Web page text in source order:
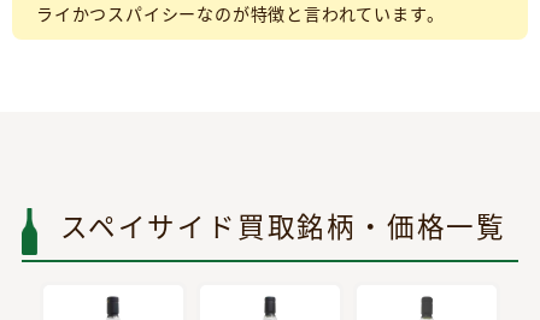
ライかつスパイシーなのが特徴と言われています。
スペイサイド買取銘柄・価格一覧